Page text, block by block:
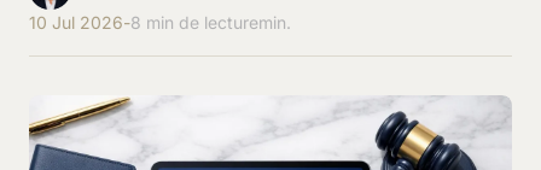
10 Jul 2026-8 min de lecturemin.